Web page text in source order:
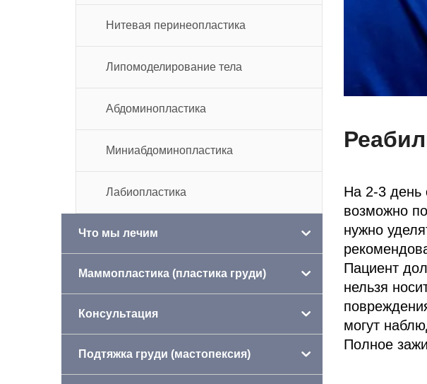
Нитевая перинеопластика
Липомоделирование тела
Абдоминопластика
Миниабдоминопластика
Лабиопластика
Что мы лечим
Маммопластика (пластика груди)
Консультация
Подтяжка груди (мастопексия)
На 2-3 день
возможно
нужно
Пациент
нельзя
могут
Полное